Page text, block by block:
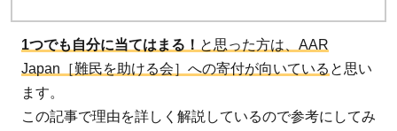
1つでも自分に当てはまる！ と思った方は、AAR
Japan［難民を助ける会］への寄付が向いている と思い
ます。
この記事で理由を詳しく解説しているので参考にしてみ